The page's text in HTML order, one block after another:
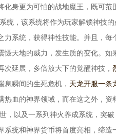
身更为可怕的战地魔王，既可范
，该系统将作为玩家解锁神技的
力系统，获得神性技能。并且，
慑天地的威力，发生质的变化。
延展，多倍放大下的觉醒神技，
瞬间的生死危机， 天龙开服一条
热血的神界领域，而在这之外，
，以及一系列神火养成系统，突
系统和神界货币将首度亮相，缔